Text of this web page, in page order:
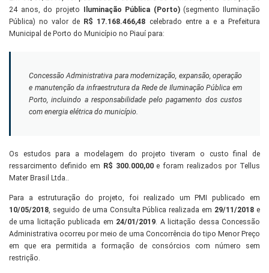
24 anos, do projeto
Iluminação Pública (Porto)(segmento Iluminação
Pública) no valor de R$ 17.168.466,48 celebrado entre a e a Prefeitura
Municipal de Porto do Município no Piauí para:
Concessão Administrativa para modernização, expansão, operação
e manutenção da infraestrutura da Rede de Iluminação Pública em
Porto, incluindo a responsabilidade pelo pagamento dos custos
com energia elétrica do município.
Os estudos para a modelagem do projeto tiveram o custo final de
ressarcimento definido em R$ 300.000,00e foram realizados por Tellus
Mater Brasil Ltda..
Para a estruturação do projeto, foi realizado um PMI publicado em
10/05/2018, seguido de uma Consulta Pública realizada em 29/11/2018 e
de uma licitação publicada em 24/01/2019. A licitação dessa Concessão
Administrativa ocorreu por meio de uma Concorrência do tipo Menor Preço
em que era permitida a formação de consórcios com número sem
restrição.